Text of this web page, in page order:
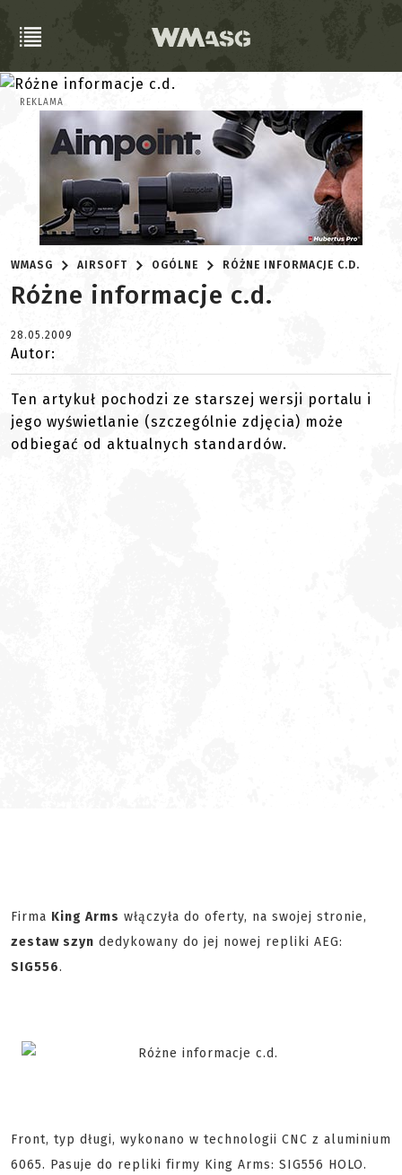
REKLAMA
WMASG AIRSOFT OGÓLNE RÓŻNE INFORMACJE C.D.
Różne informacje c.d.
28.05.2009
Autor:
Ten artykuł pochodzi ze starszej wersji portalu i
jego wyświetlanie (szczególnie zdjęcia) może
odbiegać od aktualnych standardów.
Firma King Arms włączyła do oferty, na swojej stronie,
zestaw szyn dedykowany do jej nowej repliki AEG:
SIG556.
Front, typ długi, wykonano w technologii CNC z aluminium
6065. Pasuje do repliki firmy King Arms: SIG556 HOLO.